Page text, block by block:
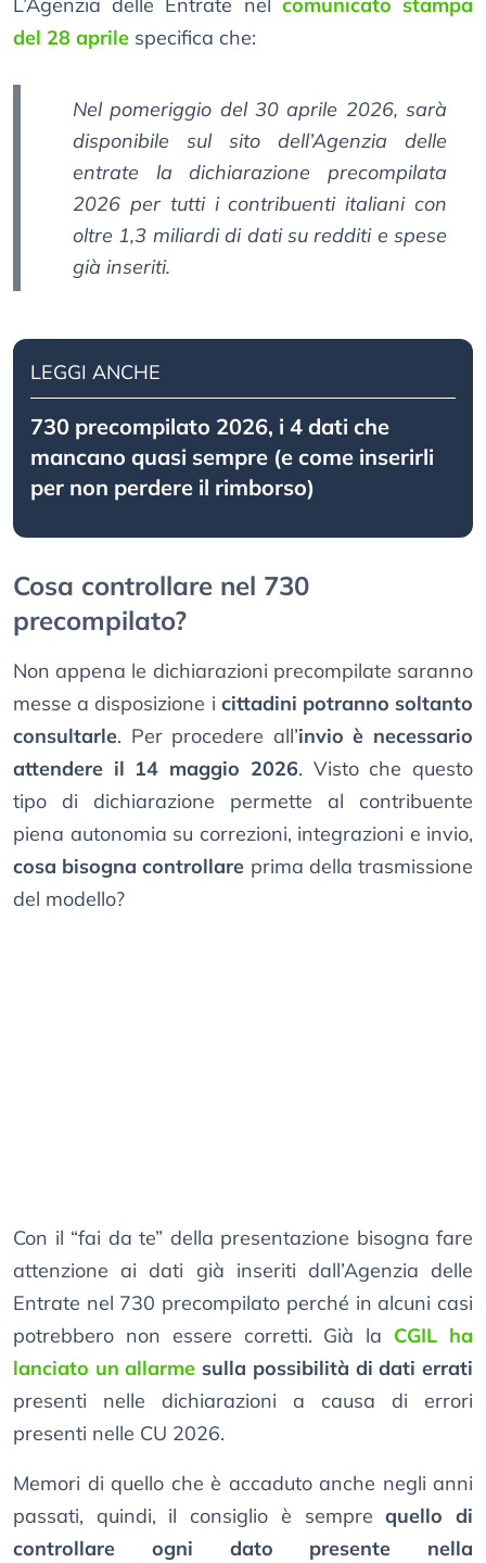
L’Agenzia delle Entrate nel comunicato stampa
del 28 aprile specifica che:
Nel pomeriggio del 30 aprile 2026, sarà
disponibile sul sito dell’Agenzia delle
entrate la dichiarazione precompilata
2026 per tutti i contribuenti italiani con
oltre 1,3 miliardi di dati su redditi e spese
già inseriti.
LEGGI ANCHE
730 precompilato 2026, i 4 dati che
mancano quasi sempre (e come inserirli
per non perdere il rimborso)
Cosa controllare nel 730
precompilato?
Non appena le dichiarazioni precompilate saranno
messe a disposizione i cittadini potranno soltanto
consultarle. Per procedere all’invio è necessario
attendere il 14 maggio 2026. Visto che questo
tipo di dichiarazione permette al contribuente
piena autonomia su correzioni, integrazioni e invio,
cosa bisogna controllare prima della trasmissione
del modello?
Con il “fai da te” della presentazione bisogna fare
attenzione ai dati già inseriti dall’Agenzia delle
Entrate nel 730 precompilato perché in alcuni casi
potrebbero non essere corretti. Già la CGIL ha
lanciato un allarme sulla possibilità di dati errati
presenti nelle dichiarazioni a causa di errori
presenti nelle CU 2026.
Memori di quello che è accaduto anche negli anni
passati, quindi, il consiglio è semprequello di
controllare ogni dato presente nella